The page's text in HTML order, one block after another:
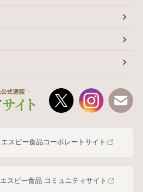
エスビー食品コーポレートサイト
エスビー食品 コミュニティサイト